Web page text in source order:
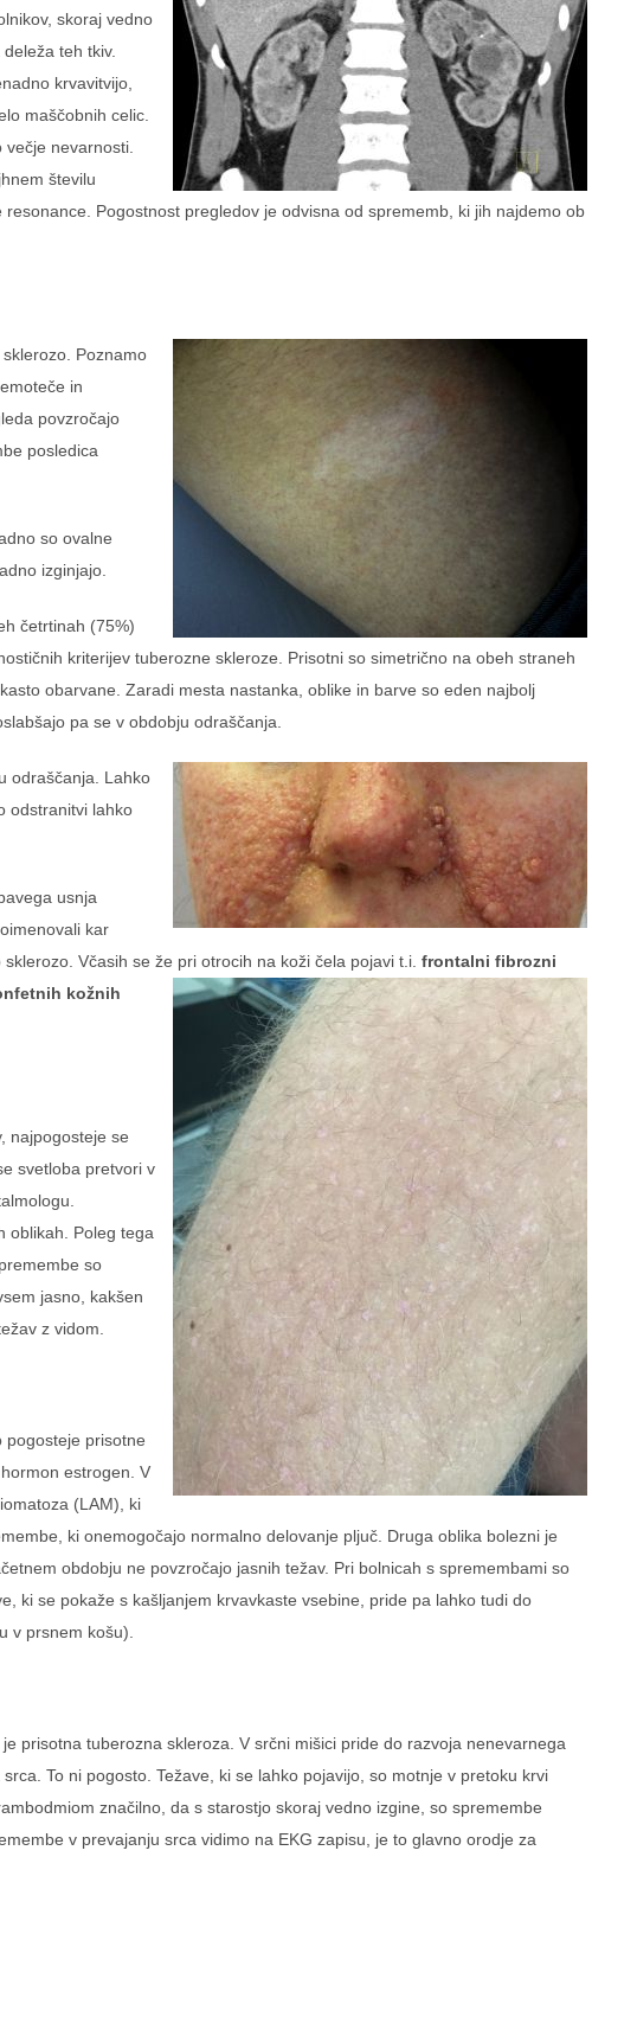
skoraj vedno
teh tkiv.
krvavitvijo,
maščobnih celic.
nevarnosti.
številu
Pogostnost pregledov je odvisna od sprememb, ki jih najdemo ob
Poznamo
in
povzročajo
posledica
so ovalne
izginjajo.
četrtinah (75%)
kriterijev tuberozne skleroze. Prisotni so simetrično na obeh straneh
obarvane. Zaradi mesta nastanka, oblike in barve so eden najbolj
pa se v obdobju odraščanja.
odraščanja. Lahko
odstranitvi lahko
usnja
kar
Včasih se že pri otrocih na koži čela pojavi t.i. frontalni fibrozni
kožnih
najpogosteje se
svetloba pretvori v
oblikah. Poleg tega
so
jasno, kakšen
z vidom.
pogosteje prisotne
estrogen. V
(LAM), ki
ki onemogočajo normalno delovanje pljuč. Druga oblika bolezni je
obdobju ne povzročajo jasnih težav. Pri bolnicah s spremembami so
ki se pokaže s kašljanjem krvavkaste vsebine, pride pa lahko tudi do
v prsnem košu).
prisotna tuberozna skleroza. V srčni mišici pride do razvoja nenevarnega
To ni pogosto. Težave, ki se lahko pojavijo, so motnje v pretoku krvi
značilno, da s starostjo skoraj vedno izgine, so spremembe
v prevajanju srca vidimo na EKG zapisu, je to glavno orodje za